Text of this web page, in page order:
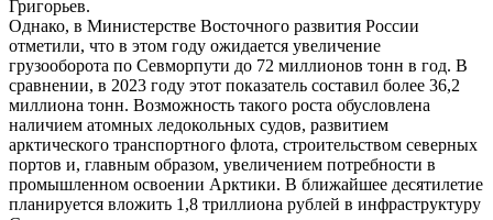
Григорьев.
Однако, в Министерстве Восточного развития России
отметили, что в этом году ожидается увеличение
грузооборота по Севморпути до 72 миллионов тонн в год. В
сравнении, в 2023 году этот показатель составил более 36,2
миллиона тонн. Возможность такого роста обусловлена
наличием атомных ледокольных судов, развитием
арктического транспортного флота, строительством северных
портов и, главным образом, увеличением потребности в
промышленном освоении Арктики. В ближайшее десятилетие
планируется вложить 1,8 триллиона рублей в инфраструктуру